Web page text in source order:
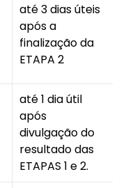
até 3 dias úteis
após a
finalização da
ETAPA 2
até 1 dia útil
após
divulgação do
resultado das
ETAPAS 1 e 2.